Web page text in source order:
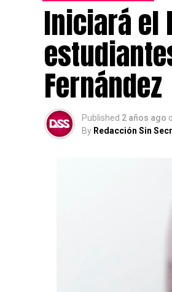
Iniciará el
Fernández
Published 2 años ago
By Redacción Sin